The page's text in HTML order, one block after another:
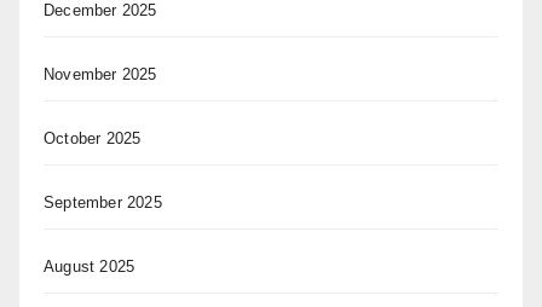
December 2025
November 2025
October 2025
September 2025
August 2025